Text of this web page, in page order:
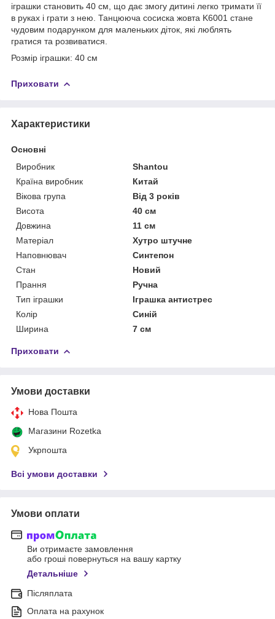
іграшки становить 40 см, що дає змогу дитині легко тримати її
в руках і грати з нею. Танцююча сосиска жовта K6001 стане
чудовим подарунком для маленьких діток, які люблять
гратися та розвиватися.
Розмір іграшки: 40 см
Приховати
Характеристики
Основні
Виробник
Shantou
Країна виробник
Китай
Вікова група
Від 3 років
Висота
40 см
Довжина
11 см
Матеріал
Хутро штучне
Наповнювач
Синтепон
Стан
Новий
Прання
Ручна
Тип іграшки
Іграшка антистрес
Колір
Синій
Ширина
7 см
Приховати
Умови доставки
Нова Пошта
Магазини Rozetka
Укрпошта
Всі умови доставки
Умови оплати
Ви отримаєте замовлення
або гроші повернуться на вашу картку
Детальніше
Післяплата
Оплата на рахунок